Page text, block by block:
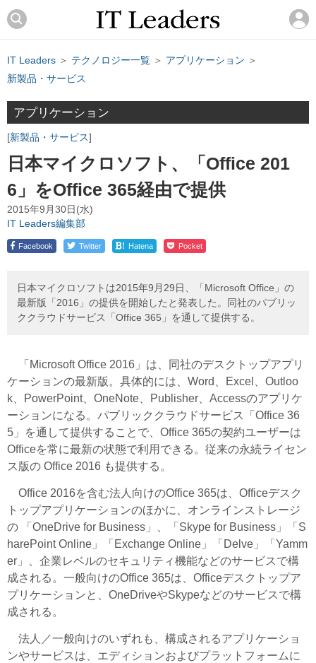
IT Leaders ＞ テクノロジー一覧 ＞ アプリケーション ＞
新製品・サービス
アプリケーション
新製品・サービス
日本マイクロソフト、「Office 201
6」をOffice 365経由で提供
2015年9月30日(水)
IT Leaders編集部
Facebook Twitter ! Hatena Pocket
日本マイクロソフトは2015年9月29日、「Microsoft Office」の
最新版「2016」の提供を開始したと発表した。同社のパブリッ
ククラウドサービス「Office 365」を通して提供する。
「Microsoft Office 2016」は、同社のデスクトップアプリ
ケーションの最新版。具体的には、Word、Excel、Outloo
k、PowerPoint、OneNote、Publisher、Accessのアプリケ
ーションになる。パブリッククラウドサービス「Office 36
5」を通して提供することで、Office 365の契約ユーザーは
Officeを常に最新の状態で利用できる。従来の永続ライセン
ス版の Office 2016 も提供する。
Office 2016を含む法人向けのOffice 365は、Officeデスク
トップアプリケーションのほかに、オンラインストレージ
の 「OneDrive for Business」、「Skype for Business」「S
harePoint Online」「Exchange Online」「Delve」「Yamm
er」、企業レベルのセキュリティ機能などのサービスで構
成される。一般向けのOffice 365は、Officeデスクトップア
プリケーションと、OneDriveやSkypeなどのサービスで構
成される。
法人／一般向けのいずれも、構成されるアプリケーショ
ンやサービスは、エディションおよびプラットフォームに